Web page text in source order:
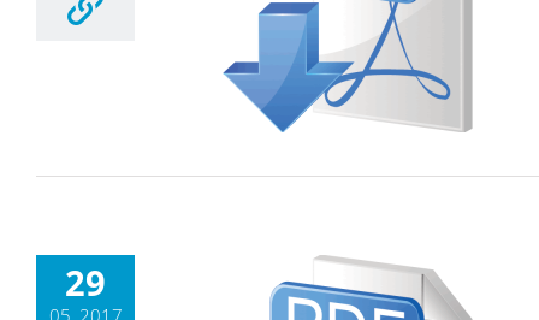
29
05, 2017